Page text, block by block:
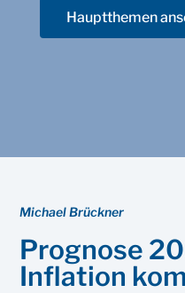
Hauptthemen
Michael Brückner
Prognose
Inflation